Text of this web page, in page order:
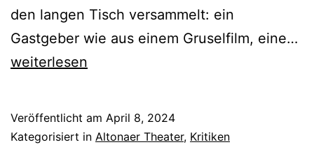
den langen Tisch versammelt: ein
Gastgeber wie aus einem Gruselfilm, eine…
weiterlesen
Veröffentlicht am April 8, 2024
Kategorisiert in Altonaer Theater, Kritiken